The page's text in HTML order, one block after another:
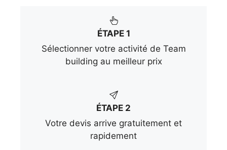
ÉTAPE 1
Sélectionner votre activité de Team
building au meilleur prix
ÉTAPE 2
Votre devis arrive gratuitement et
rapidement